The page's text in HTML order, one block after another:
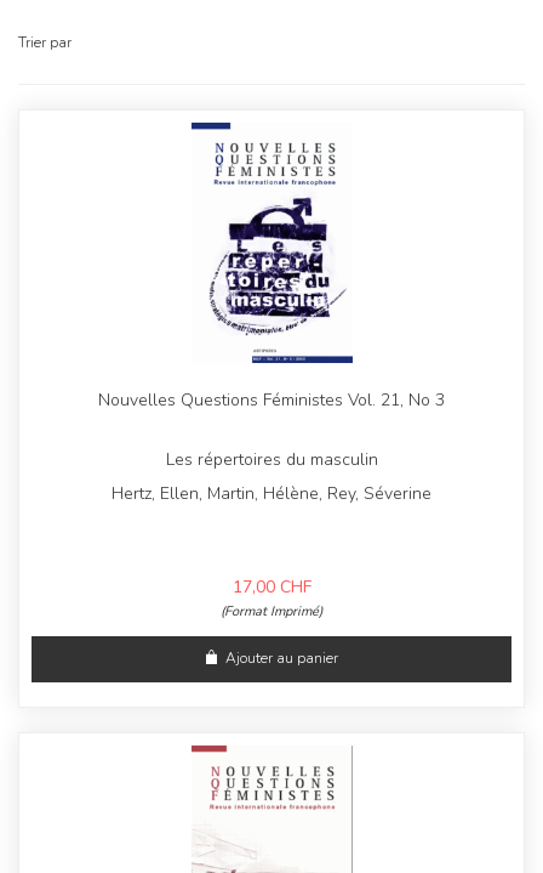
Trier par
Nouvelles Questions Féministes Vol. 21, No 3
Les répertoires du masculin
Hertz, Ellen, Martin, Hélène, Rey, Séverine
17,00 CHF
(Format Imprimé)
Ajouter au panier